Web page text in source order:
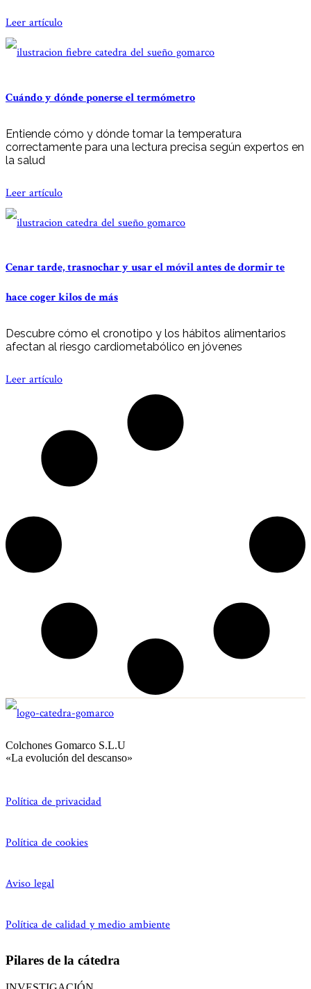
Leer artículo
Cuándo y dónde ponerse el termómetro
Entiende cómo y dónde tomar la temperatura
correctamente para una lectura precisa según expertos en
la salud
Leer artículo
Cenar tarde, trasnochar y usar el móvil antes de dormir te
hace coger kilos de más
Descubre cómo el cronotipo y los hábitos alimentarios
afectan al riesgo cardiometabólico en jóvenes
Leer artículo
Colchones Gomarco S.L.U
«La evolución del descanso»
Política de privacidad
Política de cookies
Aviso legal
Política de calidad y medio ambiente
Pilares de la cátedra